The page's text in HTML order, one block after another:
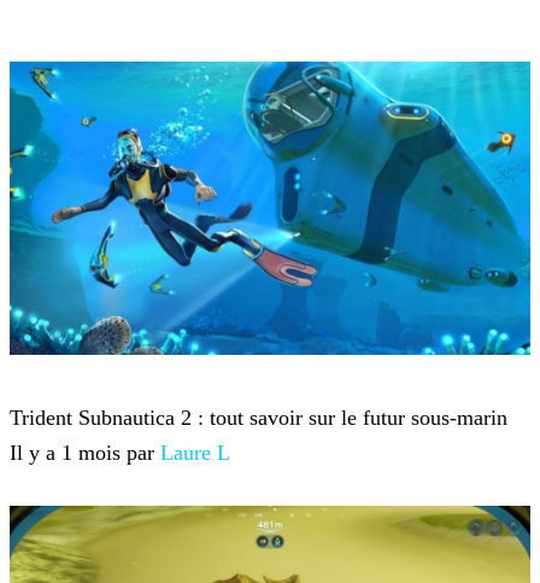
Trident Subnautica 2 : tout savoir sur le futur sous-marin
Il y a 1 mois par Laure L